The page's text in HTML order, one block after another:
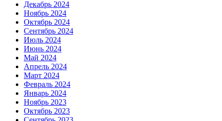
Декабрь 2024
Ноябрь 2024
Октябрь 2024
Сентябрь 2024
Июль 2024
Июнь 2024
Май 2024
Апрель 2024
Март 2024
Февраль 2024
Январь 2024
Ноябрь 2023
Октябрь 2023